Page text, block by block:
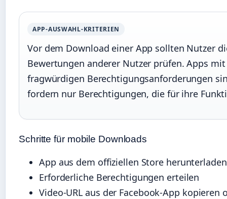
APP-AUSWAHL-KRITERIEN
Vor dem Download einer App sollten Nutzer
Bewertungen anderer Nutzer prüfen. Apps
fragwürdigen Berechtigungsanforderungen
fordern nur Berechtigungen, die für ihre
Schritte für mobile Downloads
App aus dem offiziellen Store
Erforderliche Berechtigungen erteilen
Video-URL aus der Facebook-App